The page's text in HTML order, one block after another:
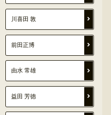
川喜田 敦
前田正博
由水 常雄
益田 芳徳